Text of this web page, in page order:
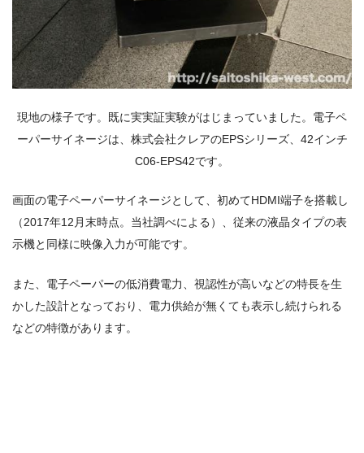
現地の様子です。既に実実証実験がはじまっていました。電子ペ
ーパーサイネージは、株式会社クレアのEPSシリーズ、42インチ
C06-EPS42です。
画面の電子ペーパーサイネージとして、初めてHDMI端子を搭載し
（2017年12月末時点。当社調べによる）、従来の液晶タイプの表
示機と同様に映像入力が可能です。
また、電子ペーパーの低消費電力、視認性が高いなどの特長を生
かした設計となっており、電力供給が無くても表示し続けられる
などの特徴があります。